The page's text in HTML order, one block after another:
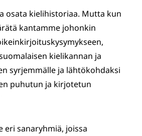
osata kielihistoriaa. Mutta kun
kantamme johonkin
kielikannan ja
syrjemmälle ja lähtökohdaksi
puhutun ja kirjotetun
eri sanaryhmiä, joissa